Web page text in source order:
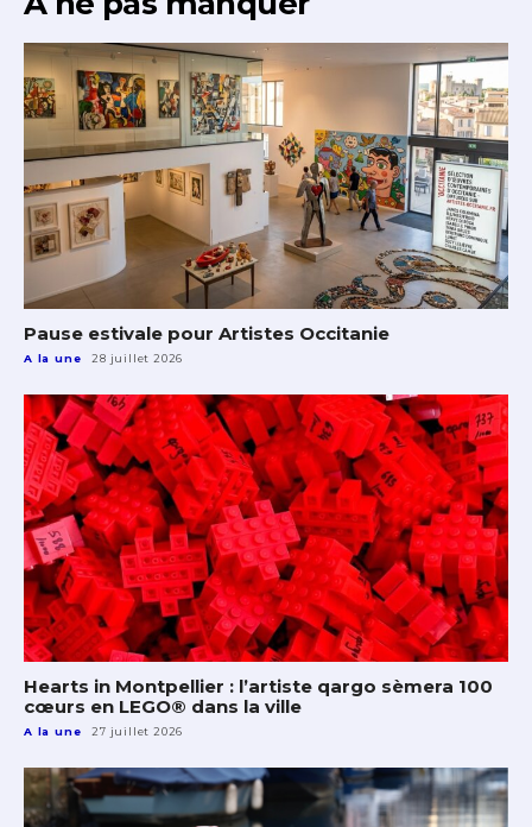
Pause estivale pour Artistes Occitanie
A la une 28 juillet 2026
Hearts in Montpellier : l’artiste qargo sèmera 100
cœurs en LEGO® dans la ville
A la une 27 juillet 2026